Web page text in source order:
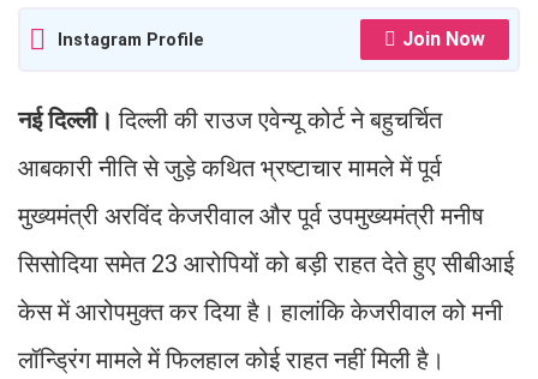
Instagram Profile Join Now
नई दिल्ली। दिल्ली की राउज एवेन्यू कोर्ट ने बहुचर्चित
आबकारी नीति से जुड़े कथित भ्रष्टाचार मामले में पूर्व
मुख्यमंत्री अरविंद केजरीवाल और पूर्व उपमुख्यमंत्री मनीष
सिसोदिया समेत 23 आरोपियों को बड़ी राहत देते हुए सीबीआई
केस में आरोपमुक्त कर दिया है। हालांकि केजरीवाल को मनी
लॉन्ड्रिंग मामले में फिलहाल कोई राहत नहीं मिली है।